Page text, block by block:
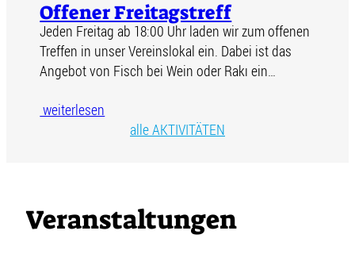
Offener Freitagstreff
Jeden Freitag ab 18:00 Uhr laden wir zum offenen
Treffen in unser Vereinslokal ein. Dabei ist das
Angebot von Fisch bei Wein oder Rakı ein…
weiterlesen
alle AKTIVITÄTEN
Veranstaltungen